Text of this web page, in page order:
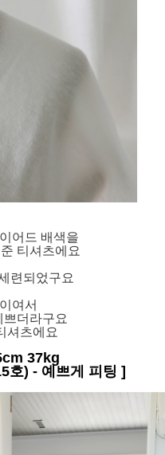
어드 배색을
티셔츠에요
련되었구요
여서
더라구요
셔츠에요
37kg
호) - 예쁘게 피팅 ]